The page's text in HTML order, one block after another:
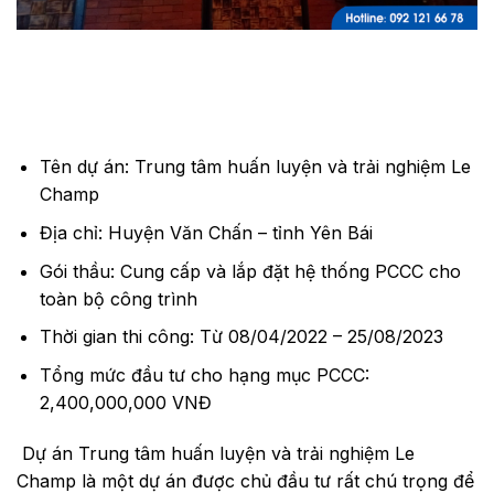
Tên dự án: Trung tâm huấn luyện và trải nghiệm Le
Champ
Địa chỉ: Huyện Văn Chấn – tỉnh Yên Bái
Gói thầu: Cung cấp và lắp đặt hệ thống PCCC cho
toàn bộ công trình
Thời gian thi công: Từ 08/04/2022 – 25/08/2023
Tổng mức đầu tư cho hạng mục PCCC:
2,400,000,000 VNĐ
Dự án Trung tâm huấn luyện và trải nghiệm Le
Champ là một dự án được chủ đầu tư rất chú trọng để